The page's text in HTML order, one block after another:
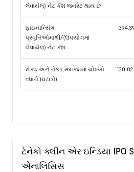
લેવાયેલ) નેટ કૅશ જનરેટ થાય છે
ફાઇનાન્સિંગ
પ્રવૃત્તિઓમાંથી/(ઉપયોગમાં
લેવાયેલ) નેટ કૅશ
-394.39
રોકડ અને રોકડ સમકક્ષમાં ચોખ્ખો
વધારો (ઘટાડો)
130.02
ટેનેકો ક્લીન એર ઇન્ડિયા IPO
એનાલિસિસ